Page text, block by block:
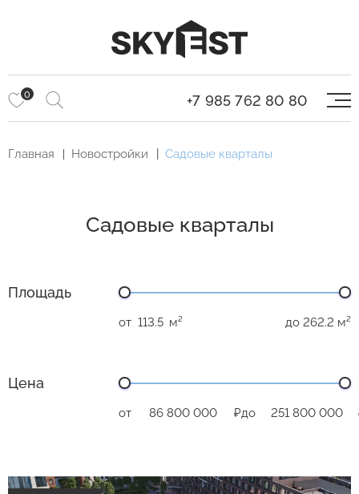
0 +7 985 762 80 80
Главная Новостройки Садовые кварталы
Садовые кварталы
Площадь
от м² до м²
Цена
от ₽до